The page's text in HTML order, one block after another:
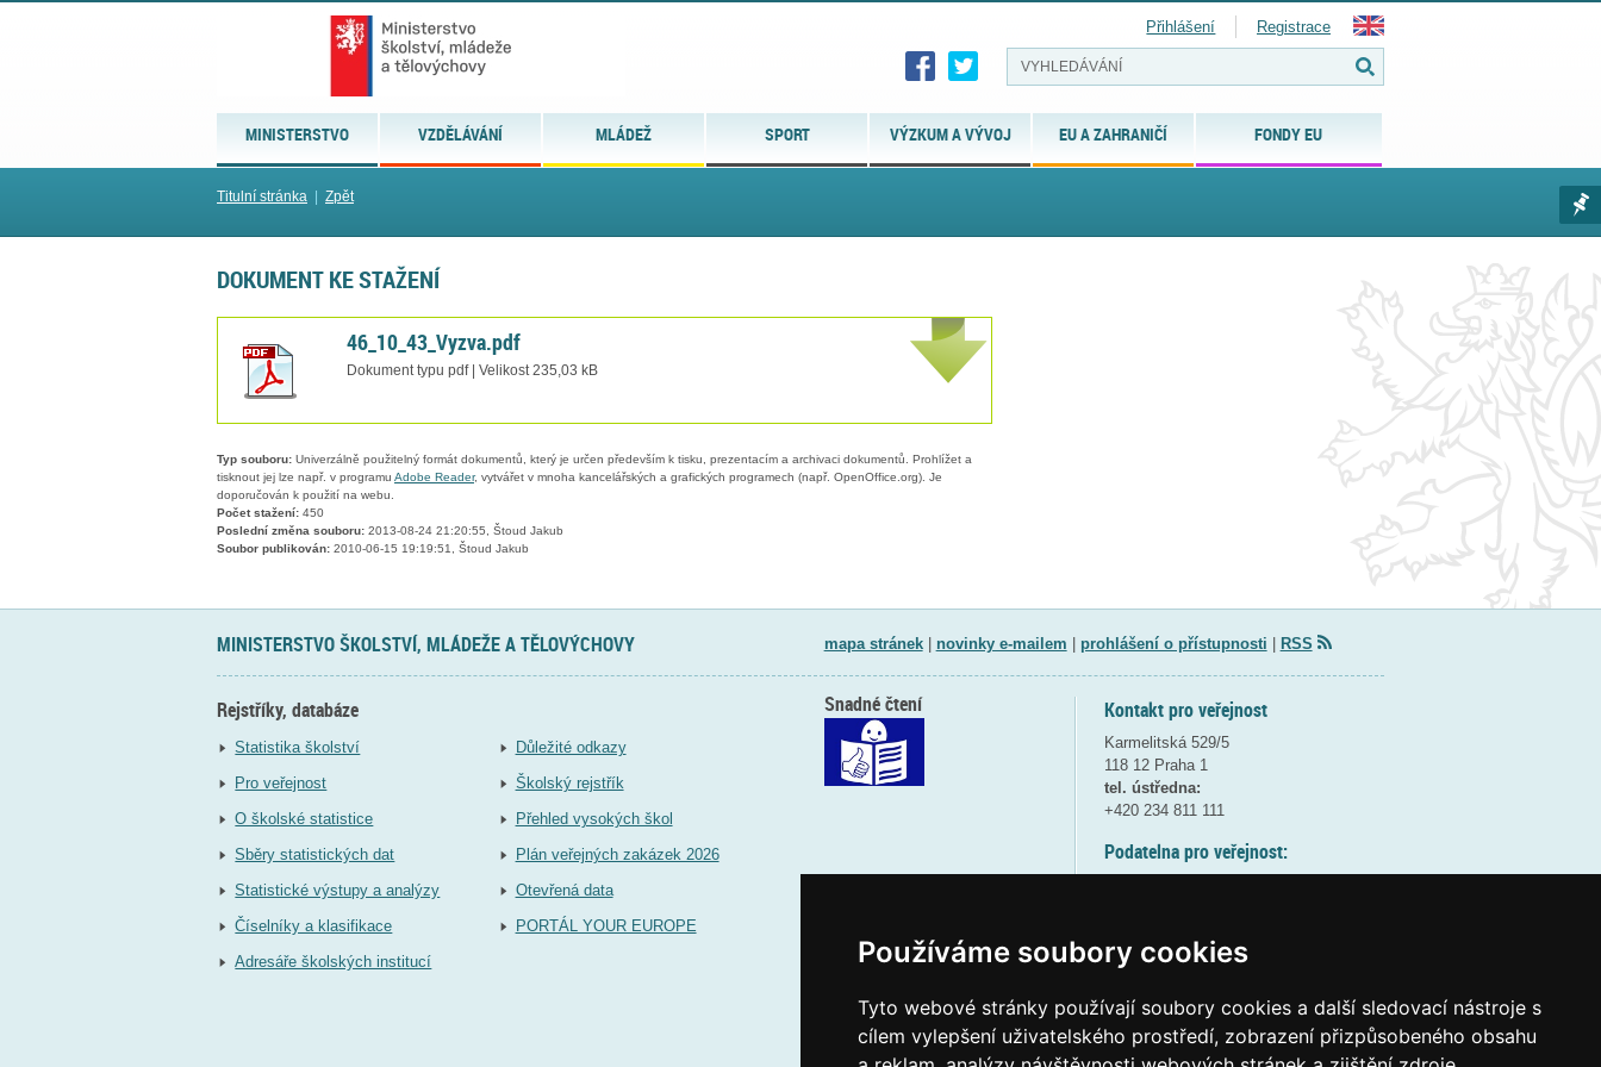
Používáme soubory cookies
Tyto webové stránky používají soubory cookies a další sledovací nástroje s
cílem vylepšení uživatelského prostředí, zobrazení přizpůsobeného obsahu
MINISTERSTVO VZDĚLÁVÁNÍ MLÁDEŽ SPORT VÝZKUM A VÝVOJ EU A ZAHRANIČÍ FONDY EU
Přihlášení Registrace
Titulní stránka Zpět
DOKUMENT KE STAŽENÍ
46_10_43_Vyzva.pdf
Dokument typu pdf | Velikost 235,03 kB
Typ souboru: Univerzálně použitelný formát dokumentů, který je určen především k tisku, prezentacím a archivaci dokumentů. Prohlížet a
tisknout jej lze např. v programu Adobe Reader, vytvářet v mnoha kancelářských a grafických programech (např. OpenOffice.org). Je
doporučován k použití na webu.
Počet stažení: 450
Poslední změna souboru: 2013-08-24 21:20:55, Štoud Jakub
Soubor publikován: 2010-06-15 19:19:51, Štoud Jakub
MINISTERSTVO ŠKOLSTVÍ, MLÁDEŽE A TĚLOVÝCHOVY mapa stránek| novinky e-mailem prohlášení o přístupnosti RSS
Rejstříky, databáze
Statistika školství
Pro veřejnost
O školské statistice
Sběry statistických dat
Statistické výstupy a analýzy
Číselníky a klasifikace
Adresáře školských institucí
Důležité odkazy
Školský rejstřík
Přehled vysokých škol
Plán veřejných zakázek 2026
Otevřená data
PORTÁL YOUR EUROPE
Kontakt pro veřejnost
Karmelitská 529/5
118 12 Praha 1
tel. ústředna:
+420 234 811 111
Podatelna pro veřejnost:
(více informací
Elektronická podatelna:
Snadné čtení